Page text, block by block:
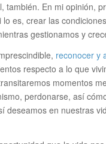
también. En mi opinión,
es, crear las
gestionamos y
reconocer y
respecto a lo que
momentos
perdonarse, así
deseamos en nuestras